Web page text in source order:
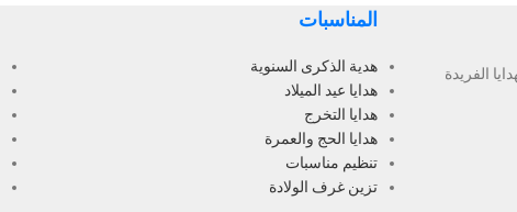
الفريدة
المناسبات
هدية الذكرى السنوية
هدايا عيد الميلاد
هدايا التخرج
هدايا الحج والعمرة
تنظيم مناسبات
تزين غرف الولادة